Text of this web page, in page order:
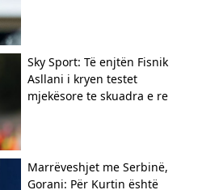
Sky Sport: Të enjtën Fisnik
Asllani i kryen testet
mjekësore te skuadra e re
Marrëveshjet me Serbinë,
Gorani: Për Kurtin është